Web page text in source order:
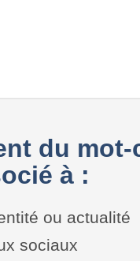
du mot-
à :
ou actualité
sociaux